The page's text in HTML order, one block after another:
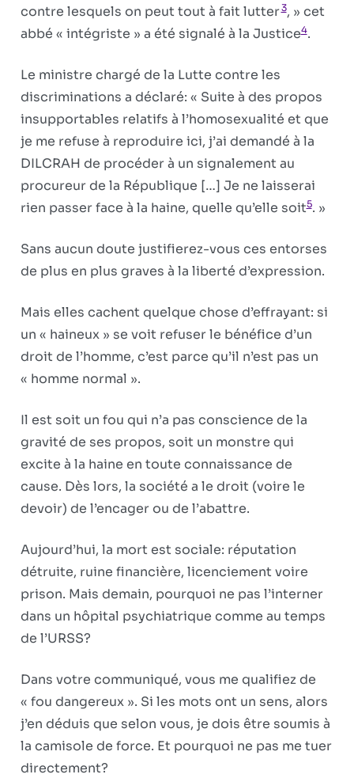
contre lesquels on peut tout à fait lutter3, » cet
abbé « intégriste » a été signalé à la Justice4.
Le ministre chargé de la Lutte contre les
discriminations a déclaré: « Suite à des propos
insupportables relatifs à l’homosexualité et que
je me refuse à reproduire ici, j’ai demandé à la
DILCRAH de procéder à un signalement au
procureur de la République […] Je ne laisserai
rien passer face à la haine, quelle qu’elle soit5. »
Sans aucun doute justifierez-vous ces entorses
de plus en plus graves à la liberté d’expression.
Mais elles cachent quelque chose d’effrayant: si
un « haineux » se voit refuser le bénéfice d’un
droit de l’homme, c’est parce qu’il n’est pas un
« homme normal ».
Il est soit un fou qui n’a pas conscience de la
gravité de ses propos, soit un monstre qui
excite à la haine en toute connaissance de
cause. Dès lors, la société a le droit (voire le
devoir) de l’encager ou de l’abattre.
Aujourd’hui, la mort est sociale: réputation
détruite, ruine financière, licenciement voire
prison. Mais demain, pourquoi ne pas l’interner
dans un hôpital psychiatrique comme au temps
de l’URSS?
Dans votre communiqué, vous me qualifiez de
« fou dangereux ». Si les mots ont un sens, alors
j’en déduis que selon vous, je dois être soumis à
la camisole de force. Et pourquoi ne pas me tuer
directement?